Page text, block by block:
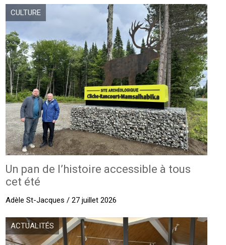
CULTURE
Un pan de l’histoire accessible à tous
cet été
Adèle St-Jacques / 27 juillet 2026
ACTUALITÉS